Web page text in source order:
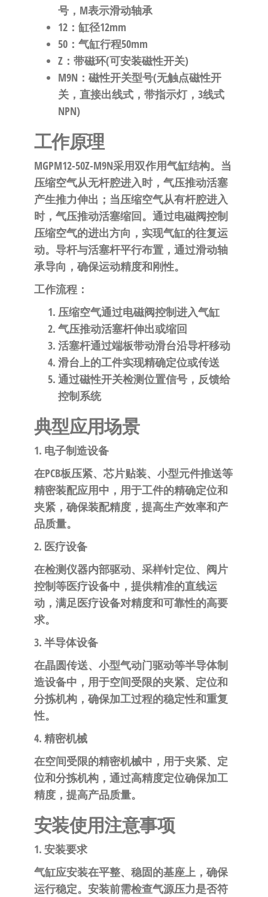
号，M表示滑动轴承
12：缸径12mm
50：气缸行程50mm
Z：带磁环(可安装磁性开关)
M9N ：磁性开关型号(无触点磁性开
关，直接出线式，带指示灯，3线式
NPN)
工作原理
MGPM12-50Z-M9N采用双作用气缸结构。当
压缩空气从无杆腔进入时，气压推动活塞
产生推力伸出；当压缩空气从有杆腔进入
时，气压推动活塞缩回。通过电磁阀控制
压缩空气的进出方向，实现气缸的往复运
动。导杆与活塞杆平行布置，通过滑动轴
承导向，确保运动精度和刚性。
工作流程：
压缩空气通过电磁阀控制进入气缸
气压推动活塞杆伸出或缩回
活塞杆通过端板带动滑台沿导杆移动
滑台上的工件实现精确定位或传送
通过磁性开关检测位置信号，反馈给
控制系统
典型应用场景
1. 电子制造设备
在PCB板压紧、芯片贴装、小型元件推送等
精密装配应用中，用于工件的精确定位和
夹紧，确保装配精度，提高生产效率和产
品质量。
2. 医疗设备
在检测仪器内部驱动、采样针定位、阀片
控制等医疗设备中，提供精准的直线运
动，满足医疗设备对精度和可靠性的高要
求。
3. 半导体设备
在晶圆传送、小型气动门驱动等半导体制
造设备中，用于空间受限的夹紧、定位和
分拣机构，确保加工过程的稳定性和重复
性。
4. 精密机械
在空间受限的精密机械中，用于夹紧、定
位和分拣机构，通过高精度定位确保加工
精度，提高产品质量。
安装使用注意事项
1. 安装要求
气缸应安装在平整、稳固的基座上，确保
运行稳定。安装前需检查气源压力是否符